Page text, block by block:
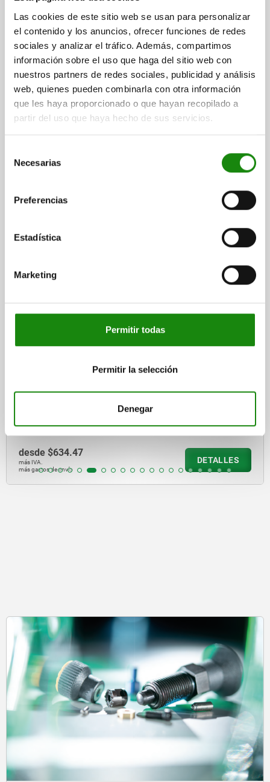
Las cookies de este sitio web se usan para personalizar
el contenido y los anuncios, ofrecer funciones de redes
sociales y analizar el tráfico. Además, compartimos
información sobre el uso que haga del sitio web con
nuestros partners de redes sociales, publicidad y análisis
web, quienes pueden combinarla con otra información
que les haya proporcionado o que hayan recopilado a
partir del uso que haya hecho de sus servicios.
Necesarias
Preferencias
Estadística
Marketing
Permitir todas
Permitir la selección
Denegar
Referencia:05775-04-003400
$791.83
más IVA.
más gastos de envío
DETALLES
Otros clientes también
05820-04
desde $634.47
más IVA.
más gastos de envío
DETALLES